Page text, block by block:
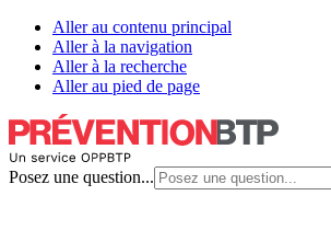
Aller au contenu principal
Aller à la navigation
Aller à la recherche
Aller au pied de page
Posez une question...